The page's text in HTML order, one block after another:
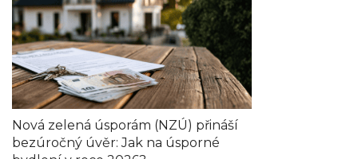
Nová zelená úsporám (NZÚ) přináší
bezúročný úvěr: Jak na úsporné